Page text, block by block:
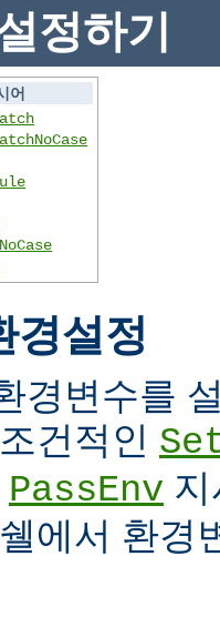
정하기
어
경설정
경변수를
건적인
PassEnv
에서 환경